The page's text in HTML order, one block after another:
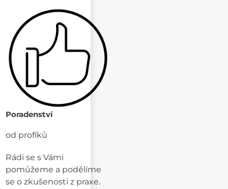
Poradenství
od profíků
Rádi se s Vámi
pomůžeme a podělíme
se o zkušenosti z praxe.